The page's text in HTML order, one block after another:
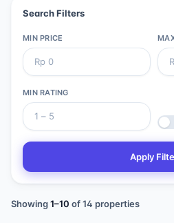
Search Filters
MIN PRICE
MIN RATING
Apply
Showing1–10 of14 properties